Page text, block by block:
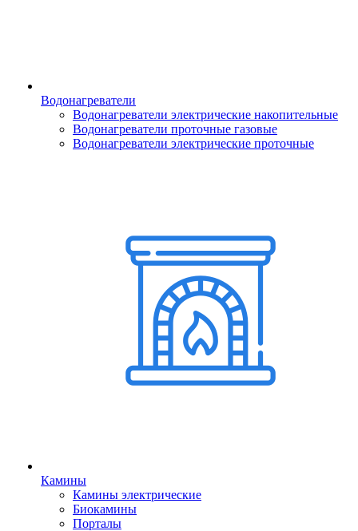
Водонагреватели
Водонагреватели электрические накопительные
Водонагреватели проточные газовые
Водонагреватели электрические проточные
Камины
Камины электрические
Биокамины
Порталы